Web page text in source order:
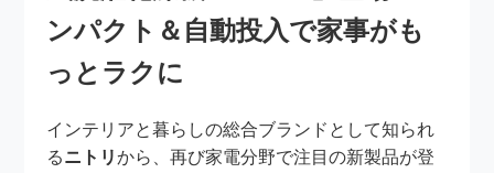
ンパクト＆自動投入で家事がも
っとラクに
インテリアと暮らしの総合ブランドとして知られ
るニトリから、再び家電分野で注目の新製品が登